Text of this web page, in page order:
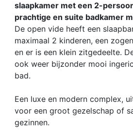
slaapkamer met een 2-
prachtige en suite badkamer
De open vide heeft een
maximaal 2 kinderen, een
en er is een klein zitgedeelte.
ook weer bijzonder mooi
bad.
Een luxe en modern complex,
voor een groot gezelschap of
gezinnen.